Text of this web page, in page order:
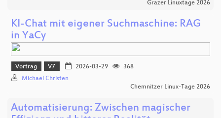
Grazer Linuxtage 2026
KI-Chat mit eigener Suchmaschine: RAG
in YaCy
Vortrag V7 2026-03-29
368
Michael Christen
Chemnitzer Linux-Tage 2026
Automatisierung: Zwischen magischer